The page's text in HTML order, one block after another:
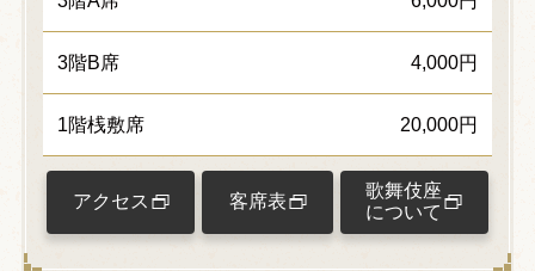
3階B席 4,000円
1階桟敷席 20,000円
アクセス 客席表
歌舞伎座
について